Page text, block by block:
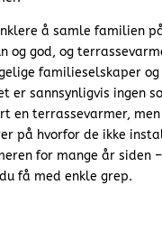
å samle familien
og god, og
familieselskaper og
er sannsynligvis ingen
en terrassevarmer,
på hvorfor de ikke
for mange år siden
få med enkle grep.